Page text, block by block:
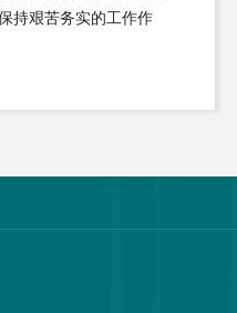
持艰苦务实的工作作